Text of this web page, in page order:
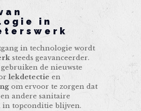
in
in technologie wordt
steeds geavanceerder.
de nieuwste
lekdetectie en
om ervoor te zorgen dat
en andere sanitaire
in topconditie blijven.